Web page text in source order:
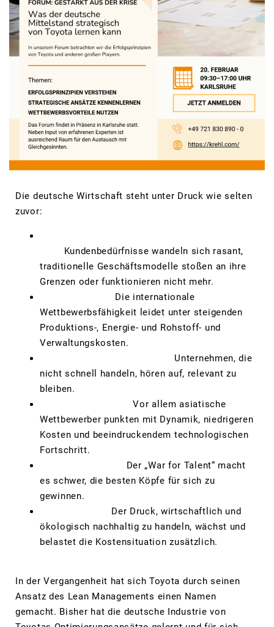
Die deutsche Wirtschaft steht unter Druck wie selten
zuvor:
Kundenbedürfnisse wandeln sich rasant,
traditionelle Geschäftsmodelle stoßen an ihre
Grenzen oder funktionieren nicht mehr.
Die internationale
Wettbewerbsfähigkeit leidet unter steigenden
Produktions-, Energie- und Rohstoff- und
Verwaltungskosten.
Unternehmen, die
nicht schnell handeln, hören auf, relevant zu
bleiben.
Vor allem asiatische
Wettbewerber punkten mit Dynamik, niedrigeren
Kosten und beeindruckendem technologischen
Fortschritt.
Der „War for Talent“ macht
es schwer, die besten Köpfe für sich zu
gewinnen.
Der Druck, wirtschaftlich und
ökologisch nachhaltig zu handeln, wächst und
belastet die Kostensituation zusätzlich.
In der Vergangenheit hat sich Toyota durch seinen
Ansatz des Lean Managements einen Namen
gemacht. Bisher hat die deutsche Industrie von